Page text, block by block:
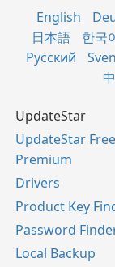
English
日本語
한국
Русский
UpdateStar
UpdateStar
Premium
Drivers
Product Key
Password
Local Backup